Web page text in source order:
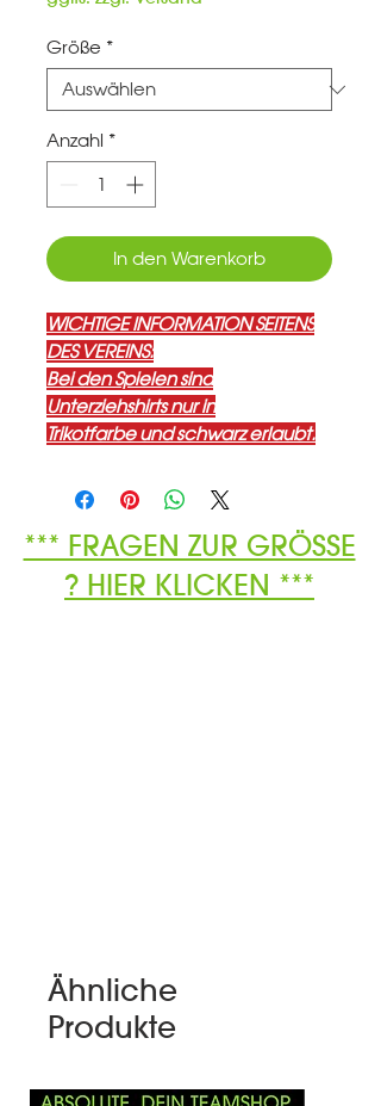
Größe *
Anzahl *
In den Warenkorb
WICHTIGE INFORMATION SEITENS
DES VEREINS:
Bei den Spielen sind
Unterziehshirts nur in
Trikotfarbe und schwarz erlaubt.
*** FRAGEN ZUR GRÖSSE
? HIER KLICKEN ***
Ähnliche
Produkte